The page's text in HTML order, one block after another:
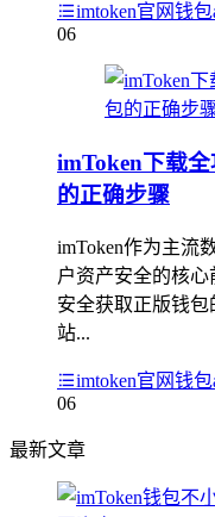
imtoken官网钱
06
imToken下载
的正确步骤
imToken作为主流
户资产安全的核心
安全获取正版钱
站...
imtoken官网钱
06
最新文章